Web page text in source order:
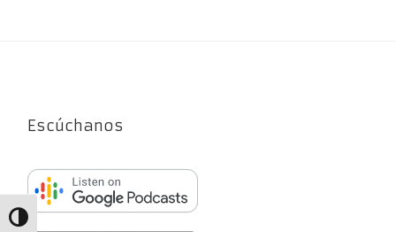
Alternar alto contraste
Escúchanos